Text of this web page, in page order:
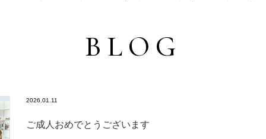
BLOG
2026.01.11
ご成人おめでとうございます